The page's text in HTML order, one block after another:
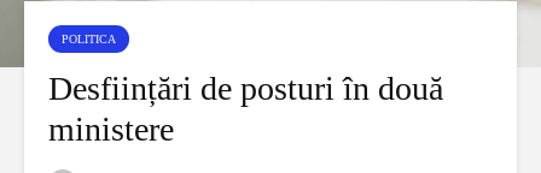
POLITICA
Desființări de posturi în două
ministere